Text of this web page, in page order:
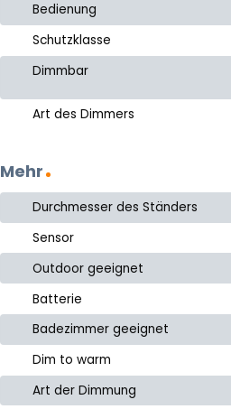
Bedienung
Schutzklasse
Dimmbar
Art des Dimmers
Mehr
Durchmesser des Ständers
Sensor
Outdoor geeignet
Batterie
Badezimmer geeignet
Dim to warm
Art der Dimmung